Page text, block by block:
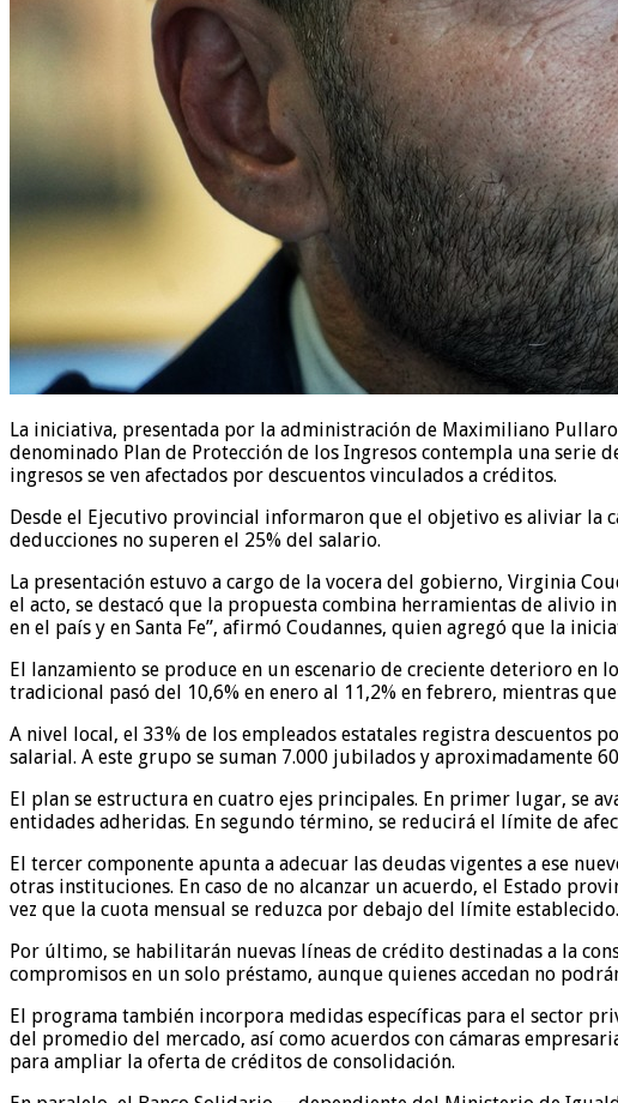
La iniciativa, presentada por la administración de Maximiliano
denominado Plan de Protección de los Ingresos contempla una
ingresos se ven afectados por descuentos vinculados a créditos.
Desde el Ejecutivo provincial informaron que el objetivo es aliviar la
deducciones no superen el 25% del salario.
La presentación estuvo a cargo de la vocera del gobierno, Virginia
el acto, se destacó que la propuesta combina herramientas de alivio
en el país y en Santa Fe”, afirmó Coudannes, quien agregó que la
El lanzamiento se produce en un escenario de creciente deterioro
tradicional pasó del 10,6% en enero al 11,2% en febrero, mientras
A nivel local, el 33% de los empleados estatales registra descuentos
salarial. A este grupo se suman 7.000 jubilados y aproximadamente
El plan se estructura en cuatro ejes principales. En primer lugar, se
entidades adheridas. En segundo término, se reducirá el límite de
El tercer componente apunta a adecuar las deudas vigentes a ese
otras instituciones. En caso de no alcanzar un acuerdo, el Estado
vez que la cuota mensual se reduzca por debajo del límite establecido.
Por último, se habilitarán nuevas líneas de crédito destinadas a la
compromisos en un solo préstamo, aunque quienes accedan no
El programa también incorpora medidas específicas para el sector
del promedio del mercado, así como acuerdos con cámaras
para ampliar la oferta de créditos de consolidación.